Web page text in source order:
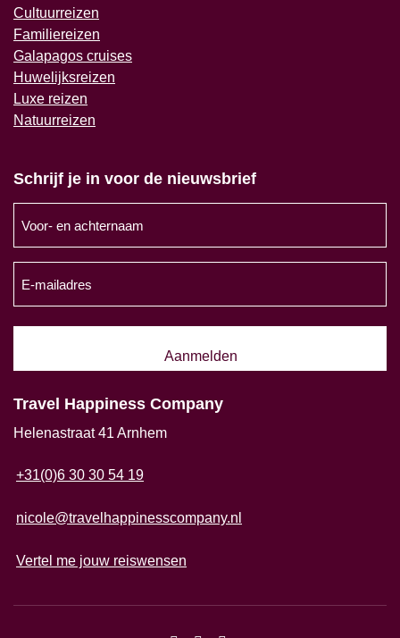
Cultuurreizen
Familiereizen
Galapagos cruises
Huwelijksreizen
Luxe reizen
Natuurreizen
Schrijf je in voor de nieuwsbrief
en
(Vereist)
mailadres
Travel Happiness Company
Helenastraat 41 Arnhem
+31(0)6 30 30 54 19
nicole@travelhappinesscompany.nl
Vertel me jouw reiswensen